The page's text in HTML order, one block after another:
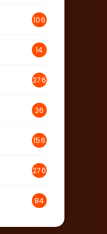
106
14
376
36
156
276
84